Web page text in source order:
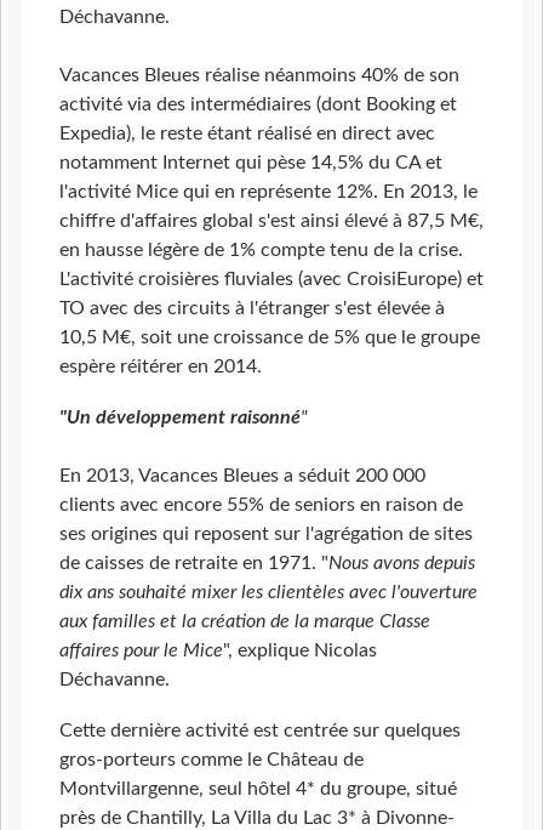
Déchavanne.
Vacances Bleues réalise néanmoins 40% de son
activité via des intermédiaires (dont Booking et
Expedia), le reste étant réalisé en direct avec
notamment Internet qui pèse 14,5% du CA et
l'activité Mice qui en représente 12%. En 2013, le
chiffre d'affaires global s'est ainsi élevé à 87,5 M€,
en hausse légère de 1% compte tenu de la crise.
L'activité croisières fluviales (avec CroisiEurope) et
TO avec des circuits à l'étranger s'est élevée à
10,5 M€, soit une croissance de 5% que le groupe
espère réitérer en 2014.
"Un développement raisonné"
En 2013, Vacances Bleues a séduit 200 000
clients avec encore 55% de seniors en raison de
ses origines qui reposent sur l'agrégation de sites
de caisses de retraite en 1971. "Nous avons depuis
dix ans souhaité mixer les clientèles avec l'ouverture
aux familles et la création de la marque Classe
affaires pour le Mice", explique Nicolas
Déchavanne.
Cette dernière activité est centrée sur quelques
gros-porteurs comme le Château de
Montvillargenne, seul hôtel 4* du groupe, situé
près de Chantilly, La Villa du Lac 3* à Divonne-